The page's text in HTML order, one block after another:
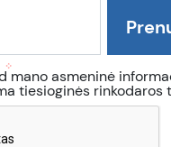
mano asmeninė
tiesioginės rinkodaros